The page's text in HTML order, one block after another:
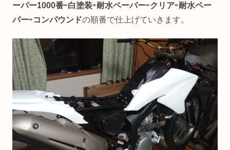
ーパー1000番⇨白塗装⇨耐水ペーパー⇨クリア⇨耐水ペー
パー⇨コンパウンドの順番で仕上げていきます。